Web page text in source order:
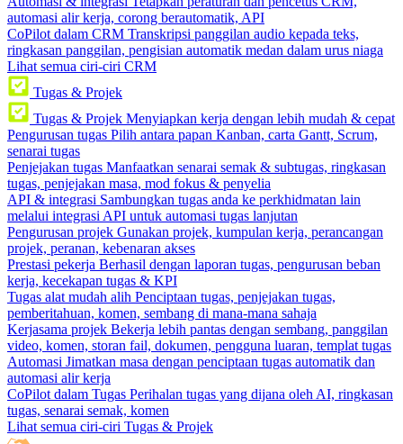
automasi alir kerja, corong berautomatik, API
CoPilot dalam CRM Transkripsi panggilan audio kepada teks,
ringkasan panggilan, pengisian automatik medan dalam urus niaga
Lihat semua ciri-ciri CRM
Tugas & Projek
Tugas & Projek Menyiapkan kerja dengan lebih mudah & cepat
Pengurusan tugas Pilih antara papan Kanban, carta Gantt, Scrum,
senarai tugas
Penjejakan tugas Manfaatkan senarai semak & subtugas, ringkasan
tugas, penjejakan masa, mod fokus & penyelia
API & integrasi Sambungkan tugas anda ke perkhidmatan lain
melalui integrasi API untuk automasi tugas lanjutan
Pengurusan projek Gunakan projek, kumpulan kerja, perancangan
projek, peranan, kebenaran akses
Prestasi pekerja Berhasil dengan laporan tugas, pengurusan beban
kerja, kecekapan tugas & KPI
Tugas alat mudah alih Penciptaan tugas, penjejakan tugas,
pemberitahuan, komen, sembang di mana-mana sahaja
Kerjasama projek Bekerja lebih pantas dengan sembang, panggilan
video, komen, storan fail, dokumen, pengguna luaran, templat tugas
Automasi Jimatkan masa dengan penciptaan tugas automatik dan
automasi alir kerja
CoPilot dalam Tugas Perihalan tugas yang dijana oleh AI, ringkasan
tugas, senarai semak, komen
Lihat semua ciri-ciri Tugas & Projek